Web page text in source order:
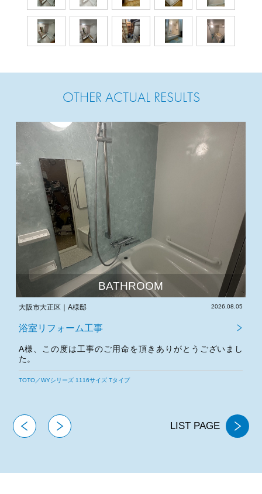
OTHER ACTUAL RESULTS
2026.08.05
ありがとうございまし
BATHROOM
浴室リフォーム工事
T様、この度は工事のご用命を頂きあり
今後とも宜しくお願いいたします。
TOTO／WSシリーズ 1116サイズ Tタイプ
LIST PAGE